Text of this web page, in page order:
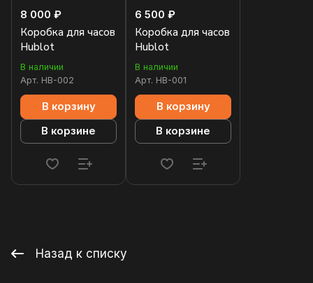
8 000 ₽
Коробка для часов
Hublot
В наличии
Арт. HB-002
В корзину
В корзине
6 500 ₽
Коробка для часов
Hublot
В наличии
Арт. HB-001
В корзину
В корзине
Назад к списку